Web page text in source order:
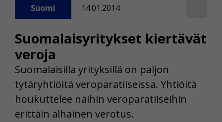
Suomalaisyritykset kiertävät
veroja
Suomi 14.01.2014
Suomalaisilla yrityksillä on paljon
tytäryhtiöitä veroparatiiseissa. Yhtiöitä
houkuttelee näihin veroparatiiseihin
erittäin alhainen verotus.